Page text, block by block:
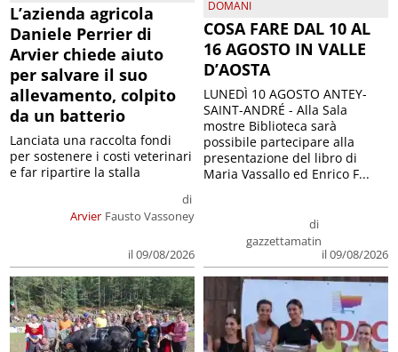
L’azienda agricola
Daniele Perrier di
Arvier chiede aiuto
per salvare il suo
allevamento, colpito
da un batterio
Arvier
di
Fausto Vassoney
il 09/08/2026
Lanciata una raccolta fondi
per sostenere i costi veterinari
e far ripartire la stalla
DOMANI
COSA FARE DAL 10 AL
16 AGOSTO IN VALLE
D’AOSTA
di
gazzettamatin
il 09/08/2026
LUNEDÌ 10 AGOSTO ANTEY-
SAINT-ANDRÉ - Alla Sala
mostre Biblioteca sarà
possibile partecipare alla
presentazione del libro di
Maria Vassallo ed Enrico F...